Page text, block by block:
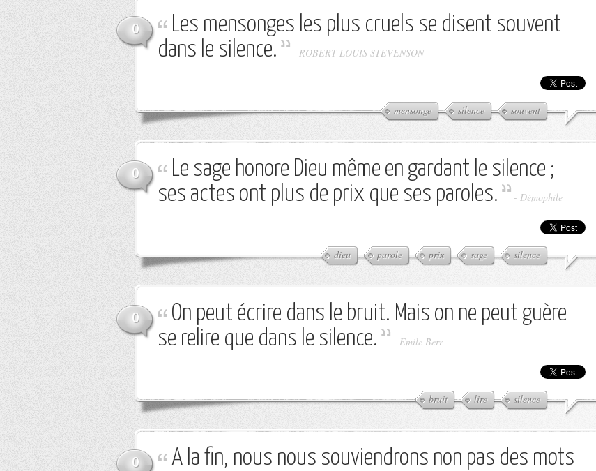
0
Les mensonges les plus cruels se disent souvent
dans le silence.
- ROBERT LOUIS STEVENSON
mensonge silence souvent
0
Le sage honore Dieu même en gardant le silence ;
ses actes ont plus de prix que ses paroles.
- Démophile
dieu parole prix sage silence
0
On peut écrire dans le bruit. Mais on ne peut guère
se relire que dans le silence.
- Emile Berr
bruit lire silence
0
A la fin, nous nous souviendrons non pas des mots